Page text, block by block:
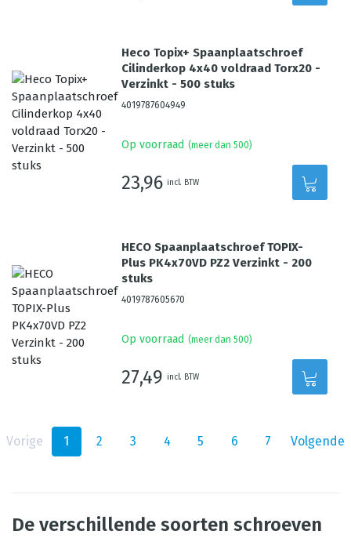
Heco Topix+ Spaanplaatschroef
Cilinderkop 4x40 voldraad Torx20 -
Verzinkt - 500 stuks
4019787604949
Op voorraad (meer dan 500)
23,96 incl. BTW
HECO Spaanplaatschroef TOPIX-
Plus PK4x70VD PZ2 Verzinkt - 200
stuks
4019787605670
Op voorraad (meer dan 500)
27,49 incl. BTW
Vorige 1 2 3 4 5 6 7 Volgende
De verschillende soorten schroeven